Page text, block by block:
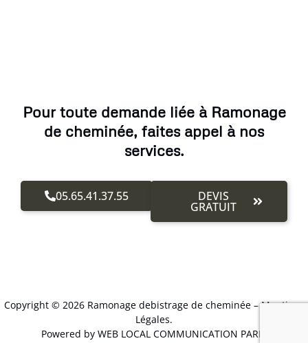
Pour toute demande liée à Ramonage
de cheminée, faites appel à nos
services.
05.65.41.37.55 DEVIS
GRATUIT
Copyright © 2026 Ramonage debistrage de cheminée –Mentions
Légales.
Powered by WEB LOCAL COMMUNICATION PARIS